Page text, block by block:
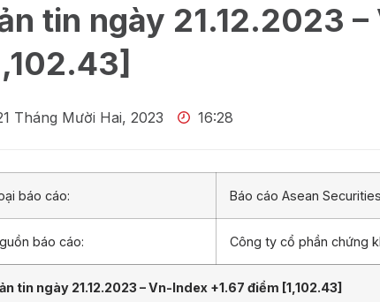
tin ngày 21.12.2023
Tháng Mười Hai, 2023 16:28
báo cáo: Báo cáo Asean Securities
báo cáo: Công ty cổ phần chứng
tin ngày 21.12.2023 – Vn-Index +1.67 điểm [1,102.43]